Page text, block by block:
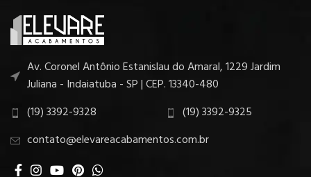
Av. Coronel Antônio Estanislau do Amaral, 1229 Jardim
Juliana - Indaiatuba - SP | CEP. 13340-480
(19) 3392-9328
(19) 3392-9325
contato@elevareacabamentos.com.br